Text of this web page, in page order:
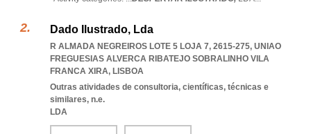
Dado Ilustrado, Lda
R ALMADA NEGREIROS LOTE 5 LOJA 7, 2615-275, UNIAO
FREGUESIAS ALVERCA RIBATEJO SOBRALINHO VILA
FRANCA XIRA, LISBOA
Outras atividades de consultoria, científicas, técnicas e
similares, n.e.
LDA